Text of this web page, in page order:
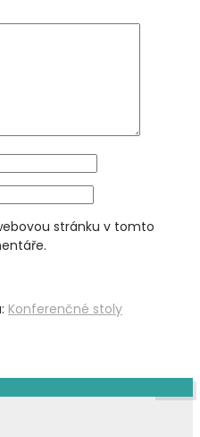
stránku v tomto
Konferenčné stoly